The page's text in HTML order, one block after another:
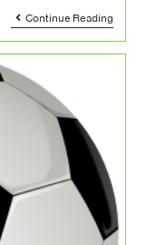
Continue Reading